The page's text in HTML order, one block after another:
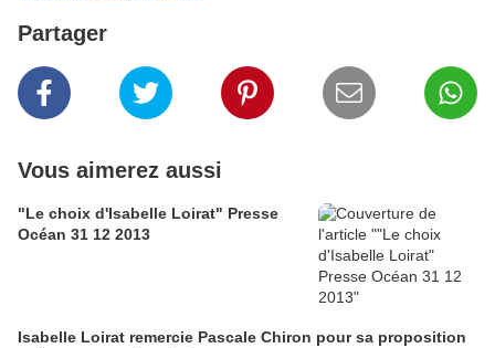
Partager
Vous aimerez aussi
"Le choix d'Isabelle Loirat" Presse
Océan 31 12 2013
Isabelle Loirat remercie Pascale Chiron pour sa proposition